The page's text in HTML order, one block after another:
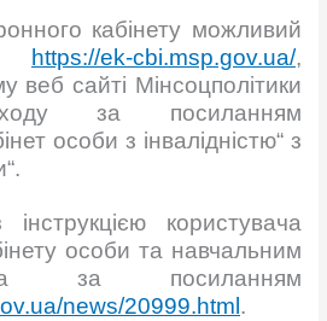
кабінету можливий
https://ek-cbi.msp.gov.ua/,
веб сайті Мінсоцполітики
за посиланням
особи з інвалідністю“ з
користувача
особи та навчальним
за посиланням
news/20999.html .